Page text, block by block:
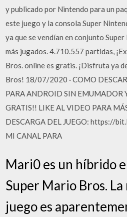
y publicado por Nintendo para un
este juego y la consola Super
ya que se vendían en conjunto
más jugados. 4.710.557 partidas,
Bros. online es gratis. ¡Disfruta ya
Bros! 18/07/2020 · COMO
PARA ANDROID SIN EMUMADOR
GRATIS!! LIKE AL VIDEO PARA
DESCARGA DEL JUEGO: https://
MI CANAL PARA
Mari0 es un híbrido
Super Mario Bros. La
juego es